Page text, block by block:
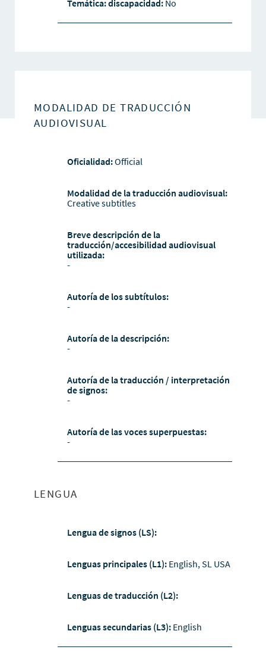
Temática: discapacidad: No
MODALIDAD DE TRADUCCIÓN
AUDIOVISUAL
Oficialidad:Official
Modalidad de la traducción audiovisual:
Creative subtitles
Breve descripción de la
traducción/accesibilidad audiovisual
utilizada:
-
Autoría de los subtítulos:
-
Autoría de la descripción:
-
Autoría de la traducción / interpretación
de signos:
-
Autoría de las voces superpuestas:
-
LENGUA
Lengua de signos (LS):
Lenguas principales (L1): English, SL USA
Lenguas de traducción (L2):
Lenguas secundarias (L3): English